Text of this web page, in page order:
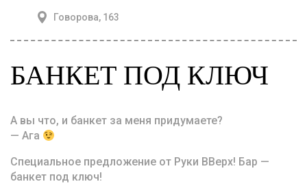
Говорова, 163
БАНКЕТ ПОД КЛЮЧ
А вы что, и банкет за меня придумаете?
— Ага
Специальное предложение от Руки ВВерх! Бар —
банкет под ключ!